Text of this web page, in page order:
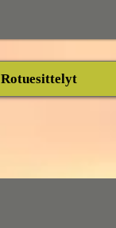
Rotuesittelyt